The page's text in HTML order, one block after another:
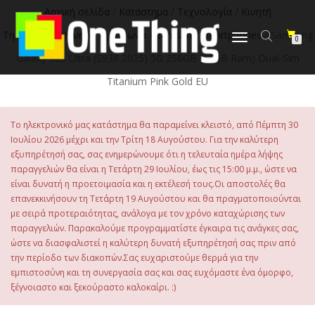
περιεχόμενο
Εναλλαγή
0
Αρχική σελίδα Κατάστημα Τεχνολογία
Κινητή
Τηλεφωνία
/Κινητά Τηλέφωνα Samsung Smartphones/ Samsung
Galaxy S25 Ultra (S938 2025) 5G 256GB (12GB Ram) Dual-Sim
Titanium Pink Gold EU
Το ηλεκτρονικό μας κατάστημα θα παραμείνει κλειστό, από Πέμπτη 30
Ιουλίου 2026 μέχρι και την Τρίτη 18 Αυγούστου. Για την καλύτερη
εξυπηρέτησή σας, σας ενημερώνουμε ότι η τελευταία ημέρα λήψης
παραγγελιών θα είναι η Τετάρτη 29 Ιουλίου, έως τις 15:00 μ.μ., ώστε να
είναι δυνατή η προετοιμασία και η εκτέλεσή τους.Οι αποστολές θα
επανεκκινήσουν τη Τετάρτη 19 Αυγούστου και θα πραγματοποιούνται
με σειρά προτεραιότητας, ανάλογα με τον χρόνο καταχώρισης των
παραγγελιών. Παρακαλούμε προγραμματίστε έγκαιρα τις ανάγκες σας,
ώστε να διασφαλιστεί η καλύτερη δυνατή εξυπηρέτησή σας πριν από
την περίοδο των διακοπών.Σας ευχαριστούμε θερμά για την
εμπιστοσύνη και τη συνεργασία σας και σας ευχόμαστε ένα όμορφο,
ξέγνοιαστο και ξεκούραστο καλοκαίρι. :)